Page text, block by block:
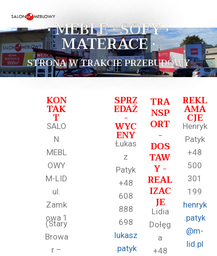
• MEBLE • SOFY •
MATERACE •
STRONA W TRAKCIE PRZEBUDOWY
KON
TAK
T
SALO
N
MEBL
OWY
M-LID
ul.
Zamk
owa 1
(Stary
Browa
r –
SPRZ
EDAŻ
-
WYC
ENY
Łukas
z
Patyk
+48
608
888
698
lukasz
.patyk
TRA
NSP
ORT
-
DOS
TAW
Y -
REAL
IZAC
JE
Lidia
Dołęg
a
+48
REKL
AMA
CJE
Henryk
Patyk
+48
500
301
199
henryk
.patyk
@m-
lid.pl